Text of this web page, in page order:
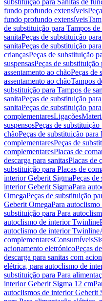
substituição para Sanitas de
fundo profundo extensíveis
fundo profundo extensíveis
de substituição para Tampos
sanitaPeças de substituição
sanitaPeças de substituição
criançasPeças de substituição
suspensasPeças de substituição
assentamento ao chãoPeças de
assentamento ao chãoTampos
substituição para Tampos de
sanitaPeças de substituição
sanitaPeças de substituição
complementaresLigações
suspensosPeças de
chãoPeças de substituição para
complementaresPeças de
complementaresPlacas de
descarga para sanitasPlacas de
substituição para Placas de
interior Geberit SigmaPeças
interior Geberit SigmaPara
OmegaPeças de substituição
Geberit OmegaPara
substituição para Para
autoclismo de interior Twinline
autoclismo de interior Twinline
complementaresConsumíveis
acionamento eletrónicoPeças
descarga para sanitas com
elétrica, para autoclismo de
substituição para Para
interior Geberit Sigma 12 cm
autoclismos de interior Geberit